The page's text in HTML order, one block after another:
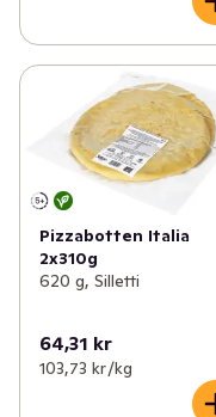
Pizzabotten Italia
2x310g
620 g, Silletti
64,31 kr
103,73 kr /kg